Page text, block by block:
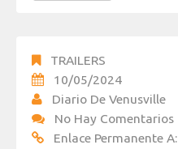
TRAILERS
10/05/2024
Diario De Venusville
No Hay Comentarios
Enlace Permanente A: